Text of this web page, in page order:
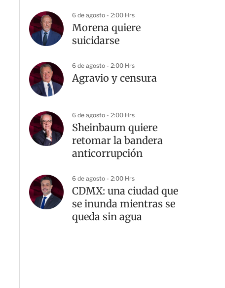
6 de agosto - 2:00 Hrs
Morena quiere
suicidarse
6 de agosto - 2:00 Hrs
Agravio y censura
6 de agosto - 2:00 Hrs
Sheinbaum quiere
retomar la bandera
anticorrupción
6 de agosto - 2:00 Hrs
CDMX: una ciudad que
se inunda mientras se
queda sin agua